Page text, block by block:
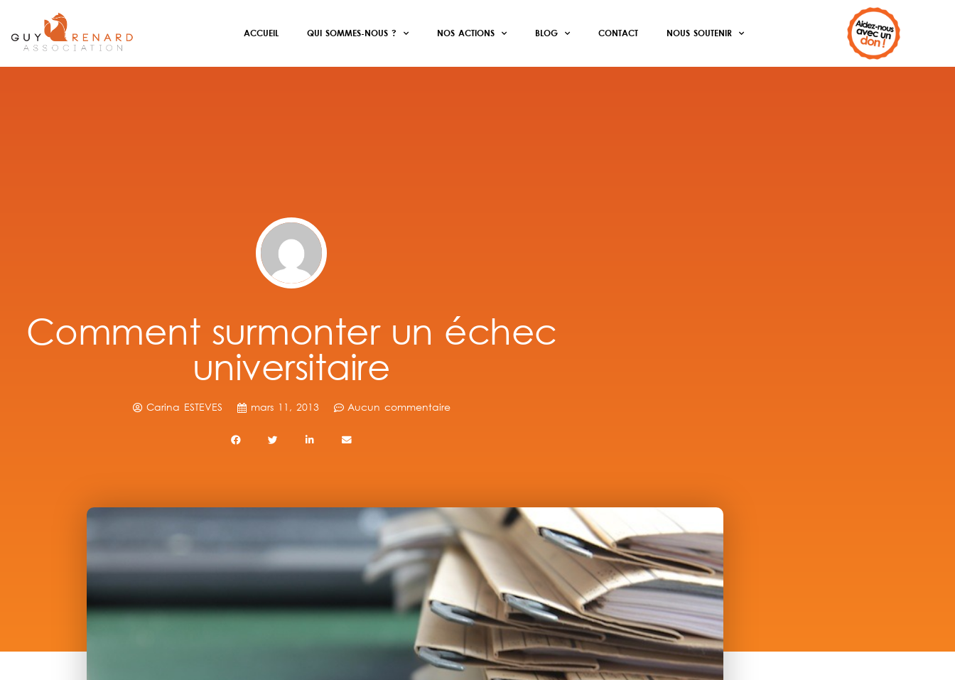
ACCUEIL QUI SOMMES-NOUS ? NOS ACTIONS BLOG CONTACT NOUS SOUTENIR
Comment surmonter un échec
universitaire
Carina ESTEVES mars 11, 2013 Aucun commentaire